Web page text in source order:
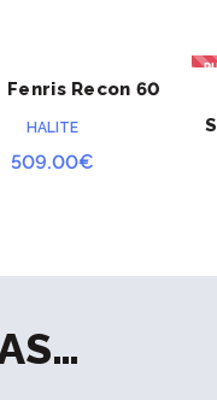
ACHETER
Fenris Recon 60
HALITE
509.00€